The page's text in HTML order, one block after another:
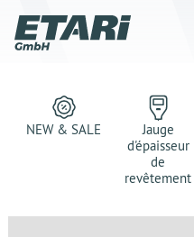
NEW & SALE
Jauge
d'épaisseur
de
revêtement